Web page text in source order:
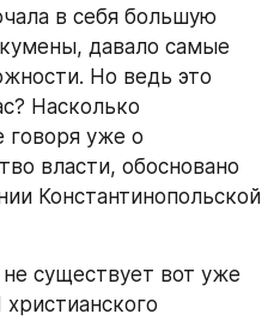
в себя большую
давало самые
Но ведь это
Насколько
говоря уже о
власти, обосновано
Константинопольской
существует вот уже